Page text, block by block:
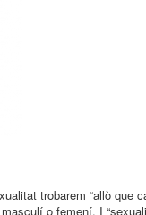
trobarem “allò que
o femení. I